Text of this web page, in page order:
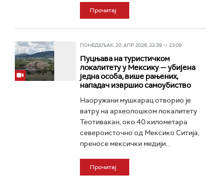
Прочитај
ПОНЕДЕЉАК, 20. АПР 2026, 22:39 -> 23:09
Пуцњава на туристичком
локалитету у Мексику — убијена
једна особа, више рањених,
нападач извршио самоубиство
Наоружани мушкарац отворио је
ватру на археолошком локалитету
Теотивакан, око 40 километара
североисточно од Мексико Ситија,
преносе мексички медији...
Прочитај